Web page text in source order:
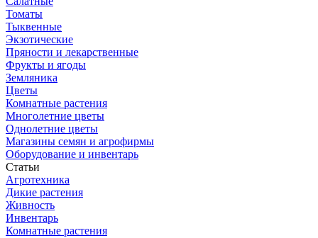
Томаты
Тыквенные
Экзотические
Пряности и лекарственные
Фрукты и ягоды
Земляника
Цветы
Комнатные растения
Многолетние цветы
Однолетние цветы
Магазины семян и агрофирмы
Оборудование и инвентарь
Статьи
Агротехника
Дикие растения
Живность
Инвентарь
Комнатные растения